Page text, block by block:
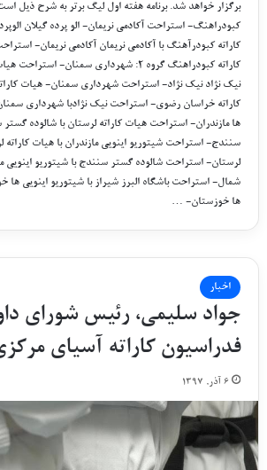
برگزار خواهد شد. برنامه هفته اول لیگ برتر به شرح ذیل
کبودراهنگ- استراحت آکادمی نریمان- الو پرده گیلان
کاراته کبودرآهنگ با آکادمی نریمان آکادمی نریمان-
کاراته کبودراهنگ گروه ۲: شهرداری سمنان-
نیک نژاد نیک نژاد- استراحت شهرداری سمنان- هیات
ها مازندران- استراحت هیات کاراته لرستان با شالوده
سنندج- استراحت شیتوریو اینویی مازندران با هیات کاراته
شمال- استراحت باشگاه البرز شیراز با شیتوریو اینویی ها
ها خوزستان- …
اخبار
جواد سلیمی، رئیس شورای
فدراسیون کاراته آسیای
۶ آذر, ۱۳۹۷